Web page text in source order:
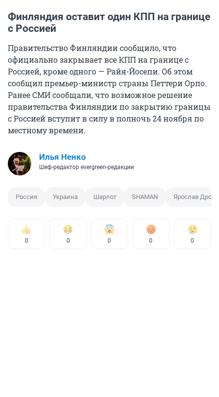
Финляндия оставит один КПП на границе
с Россией
Правительство Финляндии сообщило, что
официально закрывает все КПП на границе с
Россией, кроме одного — Райя-Йосепи. Об этом
сообщил премьер-министр страны Петтери Орпо.
Ранее СМИ сообщали, что возможное решение
правительства Финляндии по закрытию границы
с Россией вступит в силу в полночь 24 ноября по
местному времени.
Илья Ненко
Шеф-редактор evergreen-редакции
Россия Украина Шарлот SHAMAN Ярослав
0 0 0 0 0